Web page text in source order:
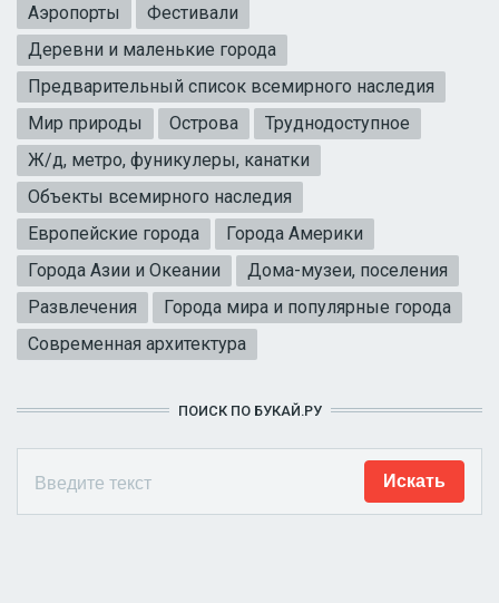
Аэропорты
Фестивали
Деревни и маленькие города
Предварительный список всемирного наследия
Мир природы
Острова
Труднодоступное
Ж/д, метро, фуникулеры, канатки
Объекты всемирного наследия
Европейские города
Города Америки
Города Азии и Океании
Дома-музеи, поселения
Развлечения
Города мира и популярные города
Современная архитектура
ПОИСК ПО БУКАЙ.РУ